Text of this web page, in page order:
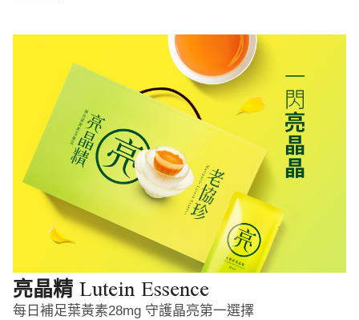
亮晶精 Lutein Essence
每日補足葉黃素28mg 守護晶亮第一選擇